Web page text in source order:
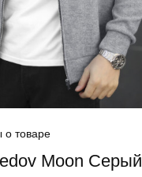
о товаре
Moon Серый